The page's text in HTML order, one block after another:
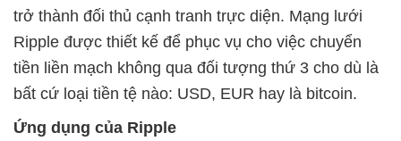
trở thành đối thủ cạnh tranh trực diện. Mạng lưới
Ripple được thiết kế để phục vụ cho việc chuyển
tiền liền mạch không qua đối tượng thứ 3 cho dù là
bất cứ loại tiền tệ nào: USD, EUR hay là bitcoin.
Ứng dụng của Ripple